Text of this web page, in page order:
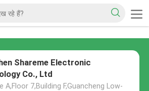
Shareme Electronic
Co., Ltd
A,Floor 7,Building F,Guancheng Low-